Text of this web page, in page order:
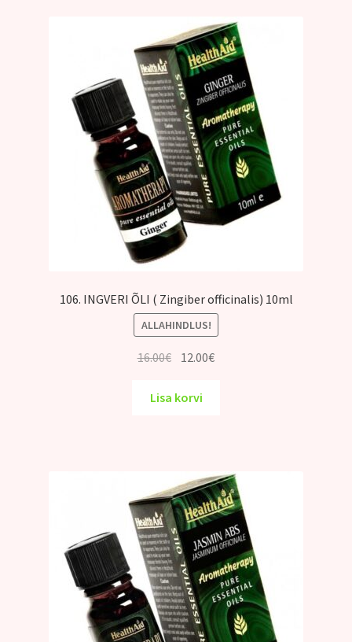
106. INGVERI ÕLI ( Zingiber officinalis) 10ml
ALLAHINDLUS!
16.00€ Algne
oli:
12.00€Praegune
Lisa korvi